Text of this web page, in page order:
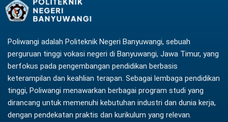
Poliwangi adalah Politeknik Negeri Banyuwangi, sebuah
perguruan tinggi vokasi negeri di Banyuwangi, Jawa Timur, yang
berfokus pada pengembangan pendidikan berbasis
keterampilan dan keahlian terapan. Sebagai lembaga pendidikan
tinggi, Poliwangi menawarkan berbagai program studi yang
dirancang untuk memenuhi kebutuhan industri dan dunia kerja,
dengan pendekatan praktis dan kurikulum yang relevan.